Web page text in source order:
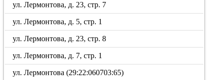
ул. Лермонтова, д. 23, стр. 7
ул. Лермонтова, д. 5, стр. 1
ул. Лермонтова, д. 23, стр. 8
ул. Лермонтова, д. 7, стр. 1
ул. Лермонтова (29:22:060703:65)